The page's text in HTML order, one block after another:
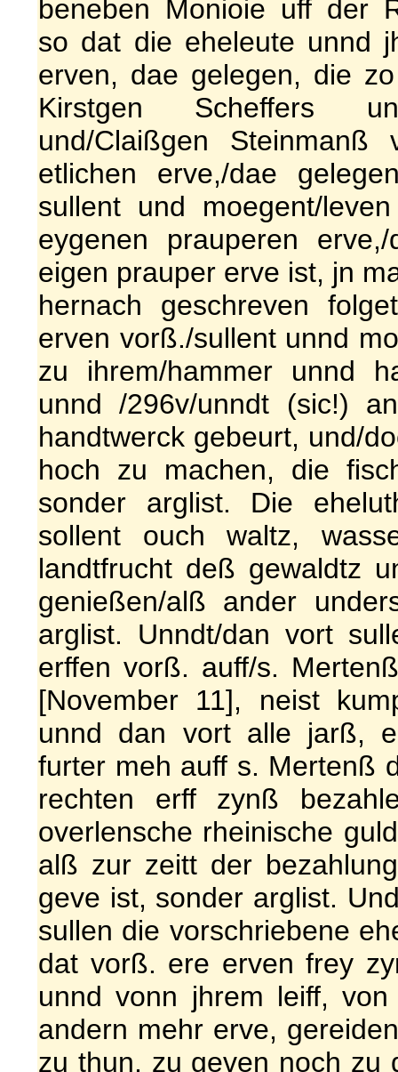
beneben Monioie uff der
so dat die eheleute unnd
erven, dae gelegen, die
Kirstgen Scheffers
und/Claißgen
etlichen erve,/dae
sullent und moegent/
eygenen prauperen
eigen prauper erve ist, jn
hernach geschreven
erven vorß./sullent unnd
zu ihrem/hammer unnd
unnd /296v/unndt (sic!)
handtwerck gebeurt, und/
hoch zu machen, die
sonder arglist. Die
sollent ouch waltz,
landtfrucht deß gewaldtz
genießen/alß ander
arglist. Unndt/dan vort
erffen vorß. auff/s.
[November 11], neist
unnd dan vort alle jarß,
furter meh auff s. Mertenß
rechten erff zynß
overlensche rheinische
alß zur zeitt der
geve ist, sonder arglist.
sullen die vorschriebene
dat vorß. ere erven frey
unnd vonn jhrem leiff,
andern mehr erve,
zu thun, zu geven noch zu